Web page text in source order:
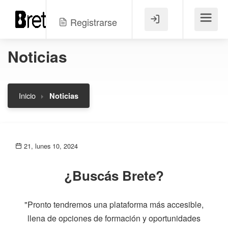
Registrarse Menú
Noticias
Inicio Noticias
21, lunes 10, 2024
¿Buscás Brete?
"Pronto tendremos una plataforma más accesible,
llena de opciones de formación y oportunidades